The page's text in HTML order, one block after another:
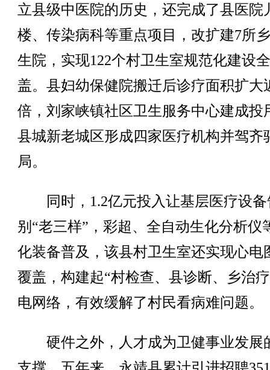
立县级中医院的历史，还完成了县医院
楼、传染病科等重点项目，改扩建7所
生院，实现122个村卫生室规范化建设
盖。县妇幼保健院搬迁后诊疗面积扩大
倍，刘家峡镇社区卫生服务中心建成投
县城新老城区形成四家医疗机构并驾齐
局。
同时，1.2亿元投入让基层医疗设备
别“老三样”，彩超、全自动生化分析仪
化装备普及，该县村卫生室还实现心电
覆盖，构建起“村检查、县诊断、乡治
电网络，有效缓解了村民看病难问题。
硬件之外，人才成为卫健事业发展